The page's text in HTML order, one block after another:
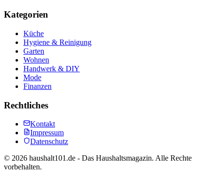
Kategorien
Küche
Hygiene & Reinigung
Garten
Wohnen
Handwerk & DIY
Mode
Finanzen
Rechtliches
Kontakt
Impressum
Datenschutz
© 2026 haushalt101.de - Das Haushaltsmagazin. Alle Rechte
vorbehalten.